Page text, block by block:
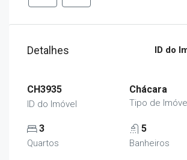
Detalhes ID do
CH3935
ID do Imóvel
Chácara
Tipo de
3
Quartos
5
Banheiros